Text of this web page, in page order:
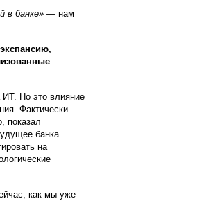
в банке» — нам
ИТ. Но это влияние
Фактически
показал
банка
на
как мы уже